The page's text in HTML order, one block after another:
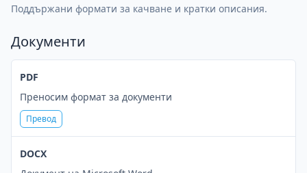
Поддържани формати за качване и кратки описания.
Документи
PDF
Преносим формат за документи
Превод
DOCX